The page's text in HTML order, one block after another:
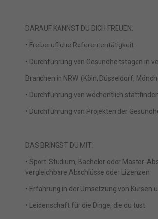
DARAUF KANNST DU DICH FREUEN:
• Freiberufliche Referententätigkeit
• Durchführung von Gesundheitstagen in
Branchen in NRW (Köln, Düsseldorf,
• Durchführung von wöchentlich
• Durchführung von Projekten der
DAS BRINGST DU MIT:
• Sport-Studium, Bachelor oder Master-
vergleichbare Abschlüsse oder Lizenzen
• Erfahrung in der Umsetzung von
• Leidenschaft für die Dinge, die du tust